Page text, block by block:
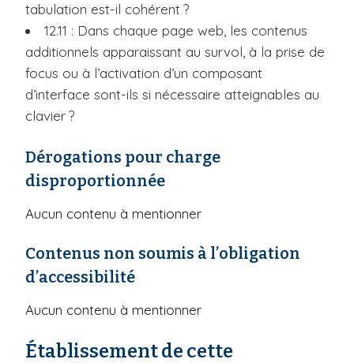
tabulation est-il cohérent ?
12.11 : Dans chaque page web, les contenus
additionnels apparaissant au survol, à la prise de
focus ou à l’activation d’un composant
d’interface sont-ils si nécessaire atteignables au
clavier ?
Dérogations pour charge
disproportionnée
Aucun contenu à mentionner
Contenus non soumis à l’obligation
d’accessibilité
Aucun contenu à mentionner
Établissement de cette